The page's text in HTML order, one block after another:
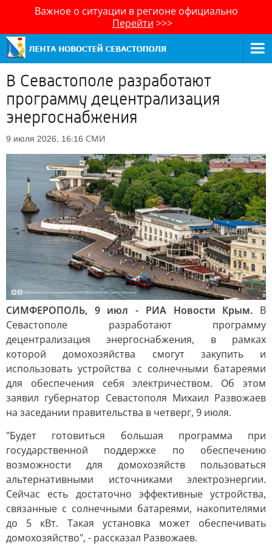
Важное о ситуации в регионе официально
Перейти >>>
В Севастополе разработают
программу децентрализация
энергоснабжения
9 июля 2026, 16:16 СМИ
СИМФЕРОПОЛЬ, 9 июл - РИА Новости Крым. В
Севастополе разработают программу
децентрализация энергоснабжения, в рамках
которой домохозяйства смогут закупить и
использовать устройства с солнечными батареями
для обеспечения себя электричеством. Об этом
заявил губернатор Севастополя Михаил Развожаев
на заседании правительства в четверг, 9 июля.
"Будет готовиться большая программа при
государственной поддержке по обеспечению
возможности для домохозяйств пользоваться
альтернативными источниками электроэнергии.
Сейчас есть достаточно эффективные устройства,
связанные с солнечными батареями, накопителями
до 5 кВт. Такая установка может обеспечивать
домохозяйство", - рассказал Развожаев.